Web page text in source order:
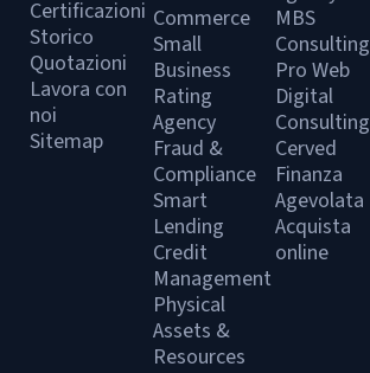
Certificazioni
Storico
Quotazioni
Lavora con
noi
Sitemap
Commerce
Small
Business
Rating
Agency
Fraud &
Compliance
Smart
Lending
Credit
Management
Physical
Assets &
Resources
MBS
Consulting
Pro Web
Digital
Consulting
Cerved
Finanza
Agevolata
Acquista
online